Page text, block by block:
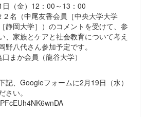
（金）12：00～13：00
名（中尾友香会員［中央大学大学
静岡大学］）のコメントを受けて、参
、家族とケアと社会教育について考え
野八代さん参加予定です。
まか会員（龍谷大学）
記、Googleフォームに2月19日（水）
さい。